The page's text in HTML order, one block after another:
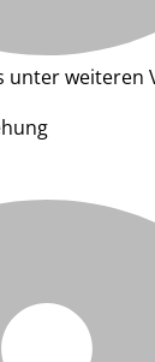
unter weiteren